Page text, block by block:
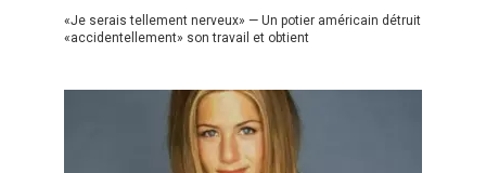
«Je serais tellement nerveux» — Un potier américain détruit
«accidentellement» son travail et obtient